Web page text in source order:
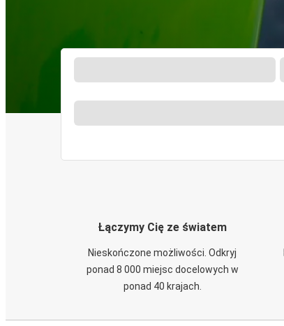
Łączymy Cię ze światem
Nieskończone możliwości. Odkryj
ponad 8 000 miejsc docelowych w
ponad 40 krajach.